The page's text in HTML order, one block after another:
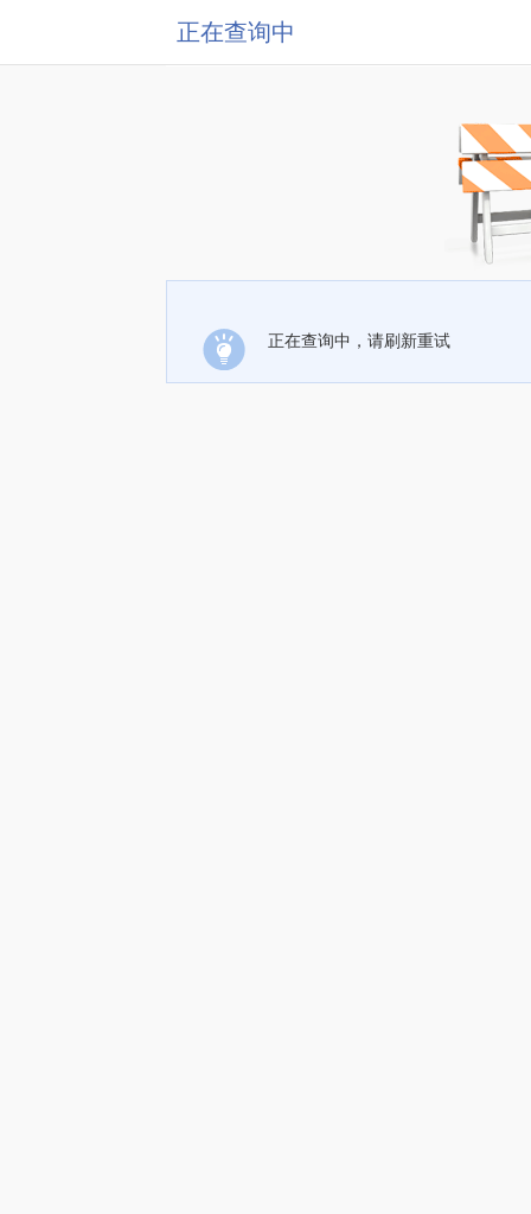
正在查询中
正在查询中，请刷新重试